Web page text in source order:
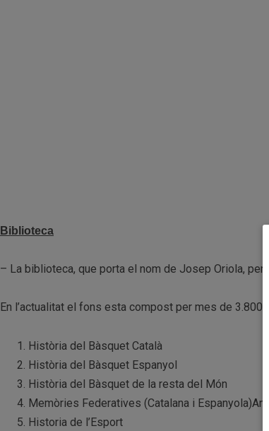
Biblioteca
– La biblioteca, que porta el nom de Josep Oriola,
En l’actualitat el fons esta compost per mes de
Història del Bàsquet Català
Història del Bàsquet Espanyol
Història del Bàsquet de la resta del Món
Memòries Federatives (Catalana i
Historia de l’Esport